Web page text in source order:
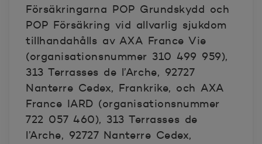
Försäkringarna POP Grundskydd och
POP Försäkring vid allvarlig sjukdom
tillhandahålls av AXA France Vie
(organisationsnummer 310 499 959),
313 Terrasses de l’Arche, 92727
Nanterre Cedex, Frankrike, och AXA
France IARD (organisationsnummer
722 057 460), 313 Terrasses de
l’Arche, 92727 Nanterre Cedex,